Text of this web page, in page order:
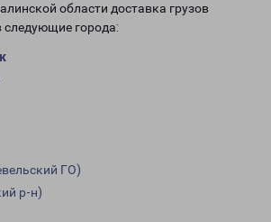
области доставка грузов
следующие города:
ГО)
р-н)